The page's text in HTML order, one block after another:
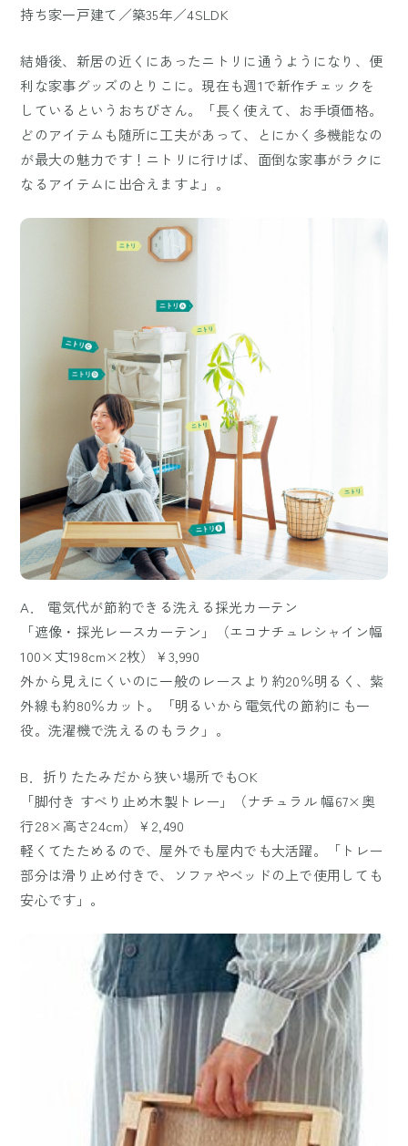
持ち家一戸建て／築35年／4SLDK
結婚後、新居の近くにあったニトリに通うようになり、便
利な家事グッズのとりこに。現在も週1で新作チェックを
しているというおちびさん。「長く使えて、お手頃価格。
どのアイテムも随所に工夫があって、とにかく多機能なの
が最大の魅力です！ニトリに行けば、面倒な家事がラクに
なるアイテムに出合えますよ」。
A． 電気代が節約できる洗える採光カーテン
「遮像・採光レースカーテン」（エコナチュレシャイン幅
100×丈198cm×2枚）￥3,990
外から見えにくいのに一般のレースより約20％明るく、紫
外線も約80％カット。「明るいから電気代の節約にも一
役。洗濯機で洗えるのもラク」。
B．折りたたみだから狭い場所でもOK
「脚付き すべり止め木製トレー」（ナチュラル 幅67×奥
行28×高さ24cm）￥2,490
軽くてたためるので、屋外でも屋内でも大活躍。「トレー
部分は滑り止め付きで、ソファやベッドの上で使用しても
安心です」。